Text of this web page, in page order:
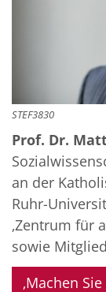
STEF3830
Prof. Dr.
an der
Ruhr-
‚Zentrum für
sowie
‚Machen